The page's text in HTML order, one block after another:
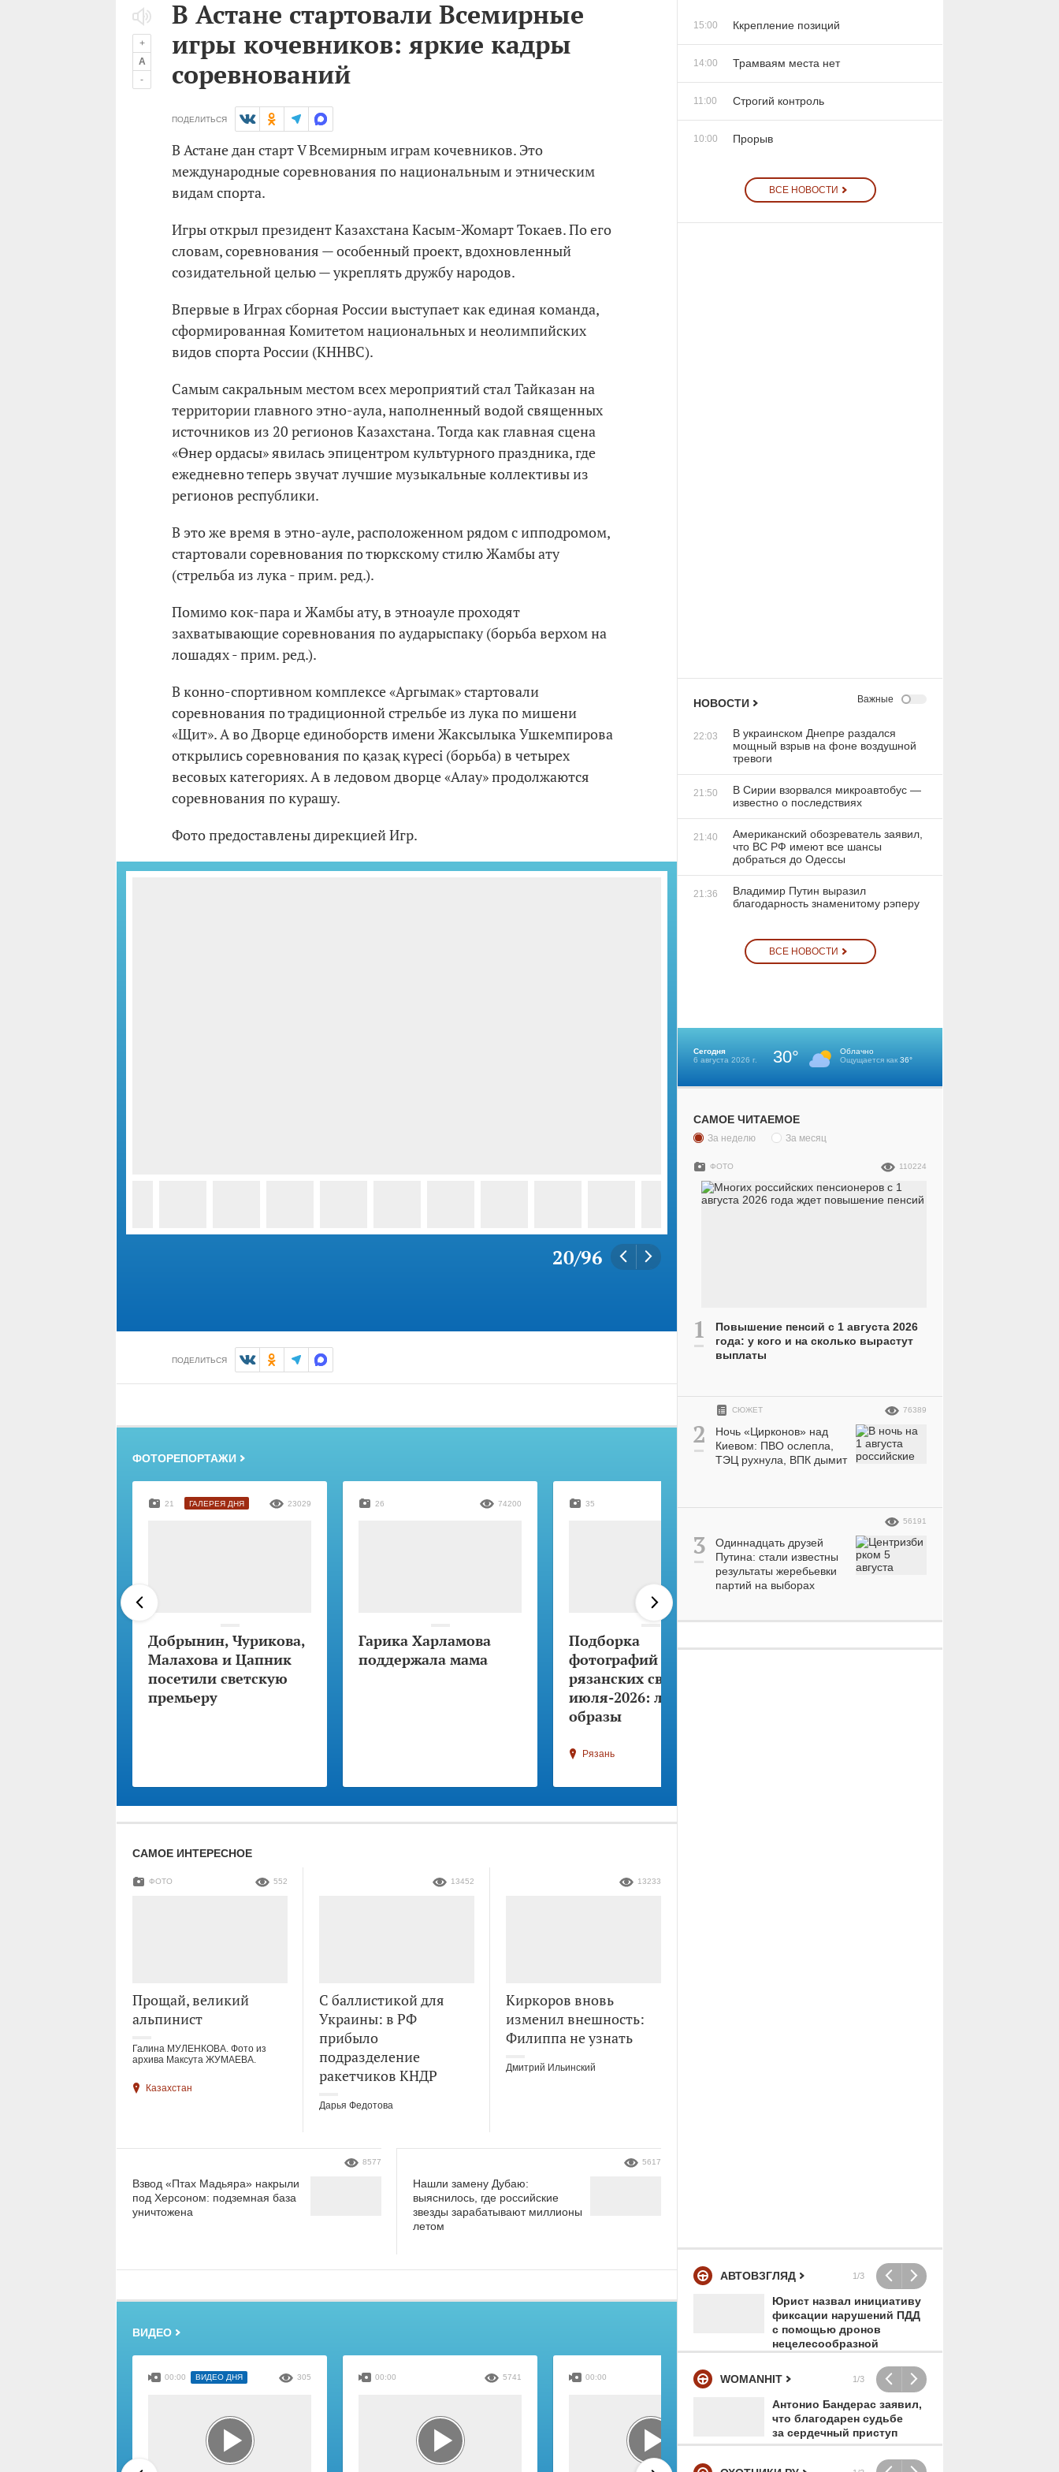
+
A
-
В Астане стартовали Всемирные
игры кочевников: яркие кадры
соревнований
ПОДЕЛИТЬСЯ
В Астане дан старт V Всемирным играм кочевников. Это
международные соревнования по национальным и этническим
видам спорта.
Игры открыл президент Казахстана Касым-Жомарт Токаев. По его
словам, соревнования — особенный проект, вдохновленный
созидательной целью — укреплять дружбу народов.
Впервые в Играх сборная России выступает как единая команда,
сформированная Комитетом национальных и неолимпийских
видов спорта России (КННВС).
Самым сакральным местом всех мероприятий стал Тайказан на
территории главного этно-аула, наполненный водой священных
источников из 20 регионов Казахстана. Тогда как главная сцена
«Өнер ордасы» явилась эпицентром культурного праздника, где
ежедневно теперь звучат лучшие музыкальные коллективы из
регионов республики.
В это же время в этно-ауле, расположенном рядом с ипподромом,
стартовали соревнования по тюркскому стилю Жамбы ату
(стрельба из лука - прим. ред.).
Помимо кок-пара и Жамбы ату, в этноауле проходят
захватывающие соревнования по аударыспаку (борьба верхом на
лошадях - прим. ред.).
В конно-спортивном комплексе «Аргымак» стартовали
соревнования по традиционной стрельбе из лука по мишени
«Щит». А во Дворце единоборств имени Жаксылыка Ушкемпирова
открылись соревнования по қазақ күресі (борьба) в четырех
весовых категориях. А в ледовом дворце «Алау» продолжаются
соревнования по курашу.
Фото предоставлены дирекцией Игр.
20/96
ПОДЕЛИТЬСЯ
ФОТОРЕПОРТАЖИ
Добрынин, Чурикова,
Малахова и Цапник
посетили светскую
премьеру
21 ГАЛЕРЕЯ ДНЯ 23029
Гарика Харламова
поддержала мама
26 74200
Подборка
фотографий
рязанских свадеб
июля-2026: лучшие
образы
35
Рязань
САМОЕ ИНТЕРЕСНОЕ
Прощай, великий
альпинист
ФОТО 552
Галина МУЛЕНКОВА. Фото из
архива Максута ЖУМАЕВА.
Казахстан
С баллистикой для
Украины: в РФ
прибыло
подразделение
ракетчиков КНДР
13452
Дарья Федотова
Киркоров вновь
изменил внешность:
Филиппа не узнать
13233
Дмитрий Ильинский
Взвод «Птах Мадьяра» накрыли
под Херсоном: подземная база
уничтожена
8577
Нашли замену Дубаю:
выяснилось, где российские
звезды зарабатывают миллионы
летом
5617
ВИДЕО
00:00 ВИДЕО ДНЯ 305 00:00 5741 00:00 5476 3713
15:00 Ккрепление позиций
14:00 Трамваям места нет
11:00 Строгий контроль
10:00 Прорыв
ВСЕ НОВОСТИ
НОВОСТИ Важные
22:03
В украинском Днепре раздался
мощный взрыв на фоне воздушной
тревоги
21:50
В Сирии взорвался микроавтобус —
известно о последствиях
21:40
Американский обозреватель заявил,
что ВС РФ имеют все шансы
добраться до Одессы
21:36
Владимир Путин выразил
благодарность знаменитому рэперу
ВСЕ НОВОСТИ
Сегодня
6 августа 2026 г.
30°
Облачно
Ощущается как 36°
САМОЕ ЧИТАЕМОЕ
За неделю За месяц
Повышение пенсий с 1 августа 2026
года: у кого и на сколько вырастут
выплаты
ФОТО 110224
Ночь «Цирконов» над
Киевом: ПВО ослепла,
ТЭЦ рухнула, ВПК дымит
СЮЖЕТ 76389
Одиннадцать друзей
Путина: стали известны
результаты жеребьевки
партий на выборах
56191
АВТОВЗГЛЯД 1/3
Юрист назвал инициативу
фиксации нарушений ПДД
с помощью дронов
нецелесообразной
WOMANHIT 1/3
Антонио Бандерас заявил,
что благодарен судьбе
за сердечный приступ